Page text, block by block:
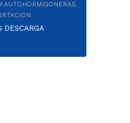
AUTOHORMIGONERAS
DESCARGA